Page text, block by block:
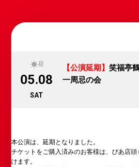
昼
05.08
SAT
【公演延期】 笑福亭
一周忌の会
本公演は、延期となりました。
チケットをご購入済みのお客様は、ぴあ店
けます。